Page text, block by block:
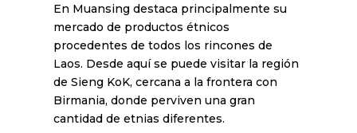
En Muansing destaca principalmente su
mercado de productos étnicos
procedentes de todos los rincones de
Laos. Desde aquí se puede visitar la región
de Sieng KoK, cercana a la frontera con
Birmania, donde perviven una gran
cantidad de etnias diferentes.